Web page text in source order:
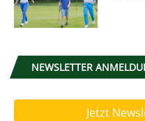
NEWSLETTER
Jetzt